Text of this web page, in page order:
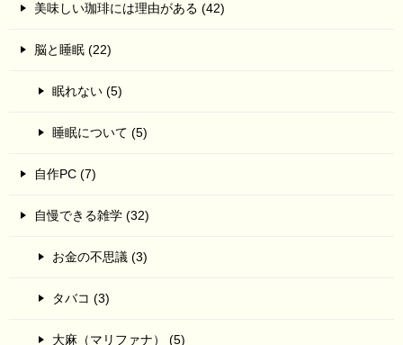
美味しい珈琲には理由がある (42)
脳と睡眠 (22)
眠れない (5)
睡眠について (5)
自作PC (7)
自慢できる雑学 (32)
お金の不思議 (3)
タバコ (3)
大麻（マリファナ） (5)